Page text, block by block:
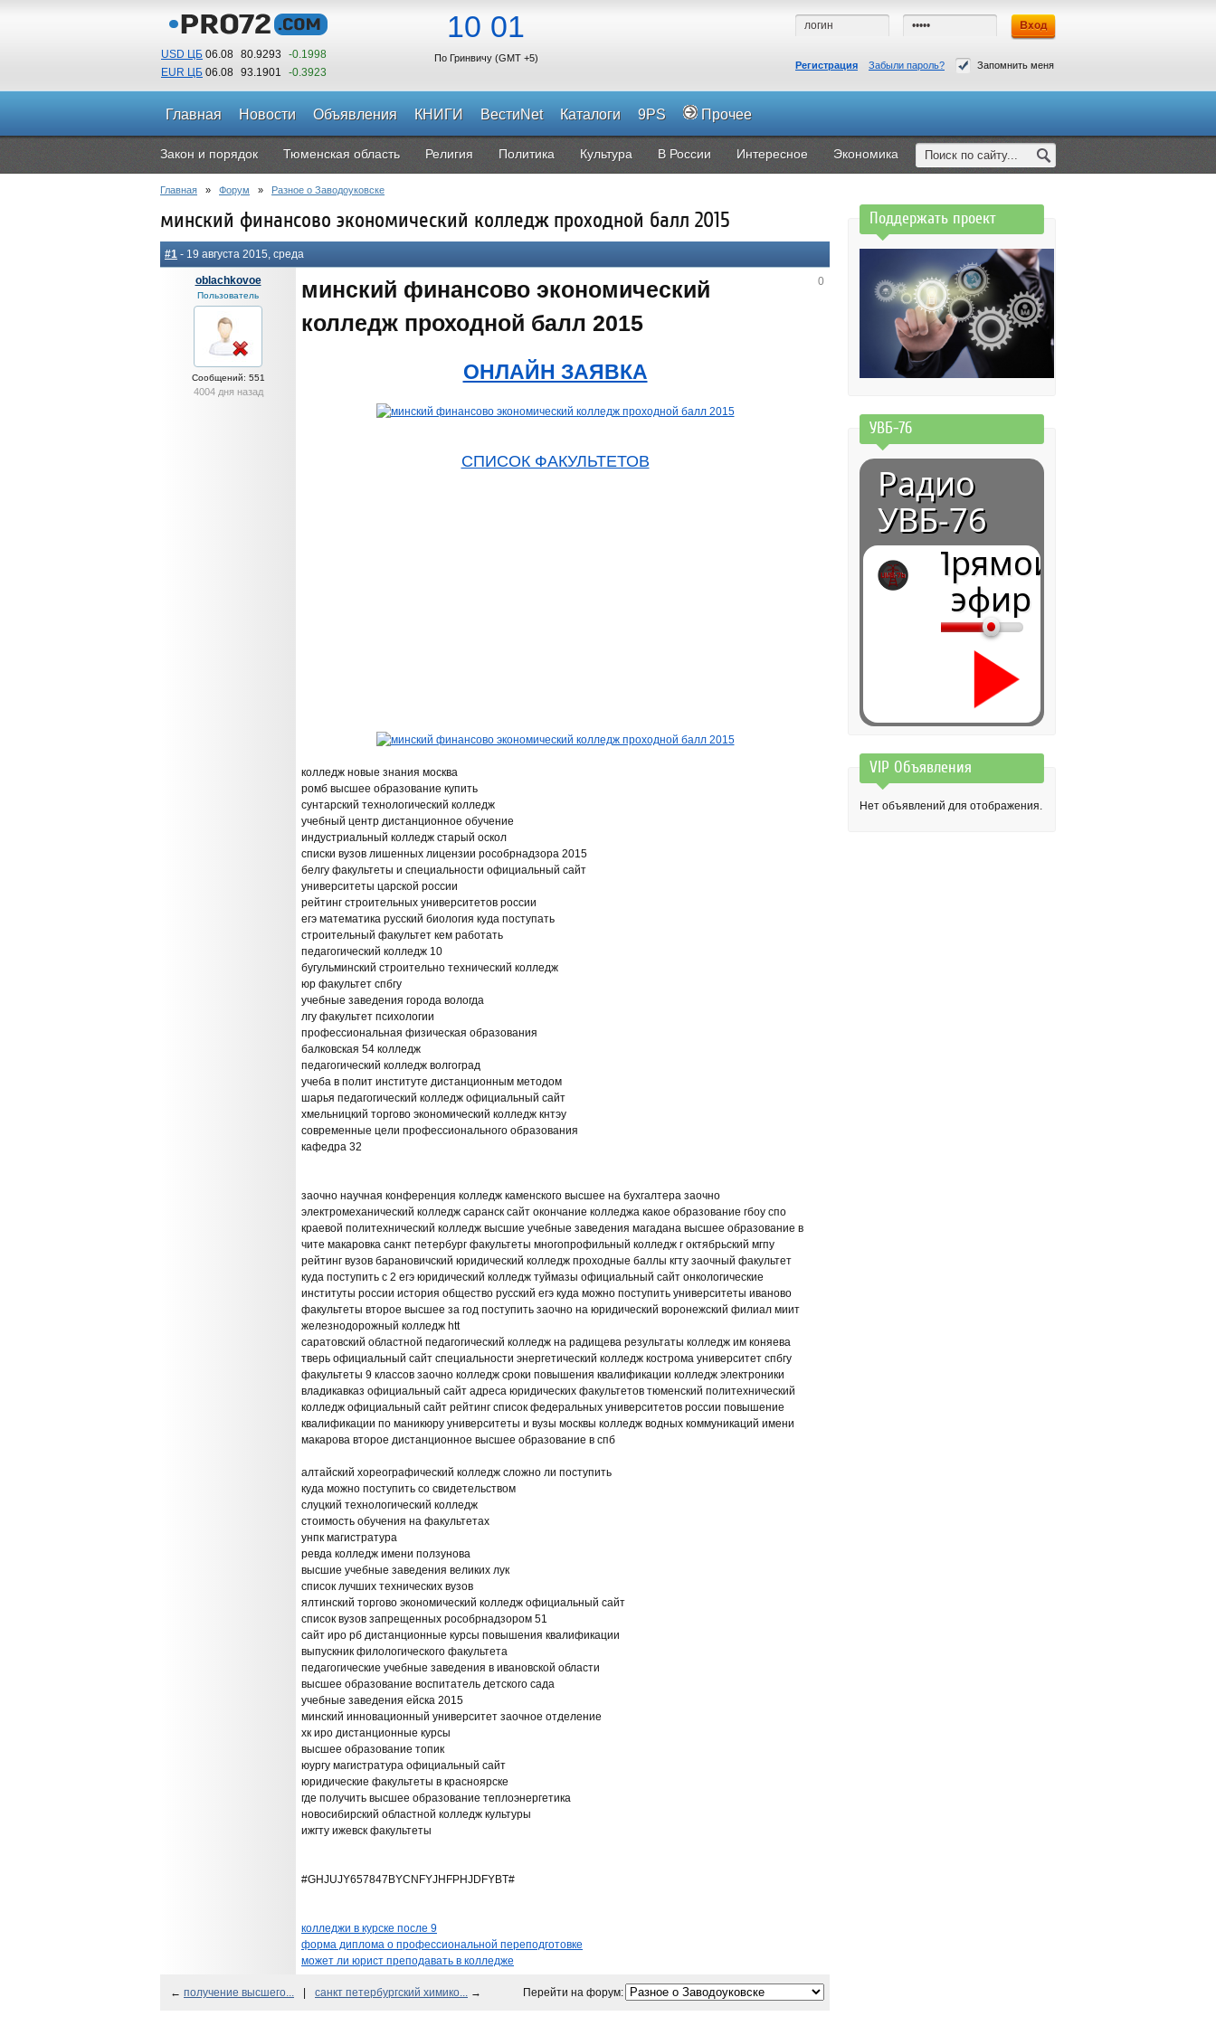
USD ЦБ 06.08 80.9293 -0.1998
EUR ЦБ 06.08 93.1901 -0.3923
10 01
По Гринвичу (GMT +5)
Регистрация Забыли пароль? Запомнить меня
Главная Новости Объявления КНИГИ ВестиNet Каталоги 9PS Прочее
Закон и порядок Тюменская область Религия Политика Культура В России Интересное Экономика
Главная » Форум » Разное о Заводоуковске
минский финансово экономический колледж проходной балл 2015
#1 - 19 августа 2015, среда
oblachkovoe
Пользователь
Сообщений: 551
4004 дня назад
0
минский финансово экономический
колледж проходной балл 2015
ОНЛАЙН ЗАЯВКА
СПИСОК ФАКУЛЬТЕТОВ
колледж новые знания москва
ромб высшее образование купить
сунтарский технологический колледж
учебный центр дистанционное обучение
индустриальный колледж старый оскол
списки вузов лишенных лицензии рособрнадзора 2015
белгу факультеты и специальности официальный сайт
университеты царской россии
рейтинг строительных университетов россии
егэ математика русский биология куда поступать
строительный факультет кем работать
педагогический колледж 10
бугульминский строительно технический колледж
юр факультет спбгу
учебные заведения города вологда
лгу факультет психологии
профессиональная физическая образования
балковская 54 колледж
педагогический колледж волгоград
учеба в полит институте дистанционным методом
шарья педагогический колледж официальный сайт
хмельницкий торгово экономический колледж кнтэу
современные цели профессионального образования
кафедра 32
заочно научная конференция колледж каменского высшее на бухгалтера заочно
электромеханический колледж саранск сайт окончание колледжа какое образование гбоу спо
краевой политехнический колледж высшие учебные заведения магадана высшее образование в
чите макаровка санкт петербург факультеты многопрофильный колледж г октябрьский мгпу
рейтинг вузов барановичский юридический колледж проходные баллы кгту заочный факультет
куда поступить с 2 егэ юридический колледж туймазы официальный сайт онкологические
институты россии история общество русский егэ куда можно поступить университеты иваново
факультеты второе высшее за год поступить заочно на юридический воронежский филиал миит
железнодорожный колледж htt
саратовский областной педагогический колледж на радищева результаты колледж им коняева
тверь официальный сайт специальности энергетический колледж кострома университет спбгу
факультеты 9 классов заочно колледж сроки повышения квалификации колледж электроники
владикавказ официальный сайт адреса юридических факультетов тюменский политехнический
колледж официальный сайт рейтинг список федеральных университетов россии повышение
квалификации по маникюру университеты и вузы москвы колледж водных коммуникаций имени
макарова второе дистанционное высшее образование в спб
алтайский хореографический колледж сложно ли поступить
куда можно поступить со свидетельством
слуцкий технологический колледж
стоимость обучения на факультетах
унпк магистратура
ревда колледж имени ползунова
высшие учебные заведения великих лук
список лучших технических вузов
ялтинский торгово экономический колледж официальный сайт
список вузов запрещенных рособрнадзором 51
сайт иро рб дистанционные курсы повышения квалификации
выпускник филологического факультета
педагогические учебные заведения в ивановской области
высшее образование воспитатель детского сада
учебные заведения ейска 2015
минский инновационный университет заочное отделение
хк иро дистанционные курсы
высшее образование топик
юургу магистратура официальный сайт
юридические факультеты в красноярске
где получить высшее образование теплоэнергетика
новосибирский областной колледж культуры
ижгту ижевск факультеты
#GHJUJY657847BYCNFYJHFPHJDFYBT#
колледжи в курске после 9
форма диплома о профессиональной переподготовке
может ли юрист преподавать в колледже
← получение высшего... санкт петербургский химико... → Перейти на форум:
Поддержать проект
УВБ-76
Радио
УВБ-76
Прямой
эфир
VIP Объявления
Нет объявлений для отображения.